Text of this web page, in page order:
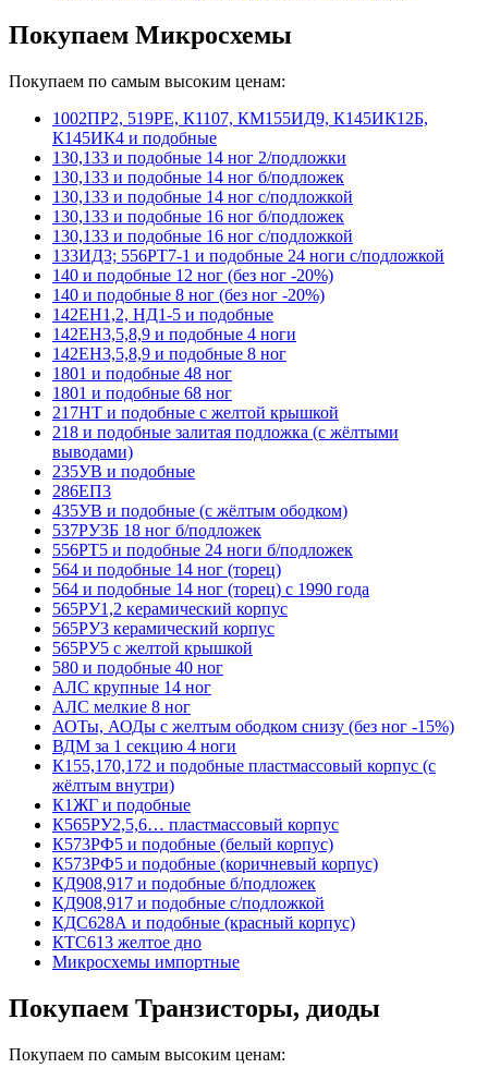
Покупаем Микросхемы
Покупаем по самым высоким ценам:
1002ПР2, 519РЕ, К1107, КМ155ИД9, К145ИК12Б,
К145ИК4 и подобные
130,133 и подобные 14 ног 2/подложки
130,133 и подобные 14 ног б/подложек
130,133 и подобные 14 ног с/подложкой
130,133 и подобные 16 ног б/подложек
130,133 и подобные 16 ног с/подложкой
133ИД3; 556РТ7-1 и подобные 24 ноги с/подложкой
140 и подобные 12 ног (без ног -20%)
140 и подобные 8 ног (без ног -20%)
142ЕН1,2, НД1-5 и подобные
142ЕН3,5,8,9 и подобные 4 ноги
142ЕН3,5,8,9 и подобные 8 ног
1801 и подобные 48 ног
1801 и подобные 68 ног
217НТ и подобные с желтой крышкой
218 и подобные залитая подложка (с жёлтыми
выводами)
235УВ и подобные
286ЕП3
435УВ и подобные (с жёлтым ободком)
537РУ3Б 18 ног б/подложек
556РТ5 и подобные 24 ноги б/подложек
564 и подобные 14 ног (торец)
564 и подобные 14 ног (торец) с 1990 года
565РУ1,2 керамический корпус
565РУ3 керамический корпус
565РУ5 с желтой крышкой
580 и подобные 40 ног
АЛС крупные 14 ног
АЛС мелкие 8 ног
АОТы, АОДы с желтым ободком снизу (без ног -15%)
ВДМ за 1 секцию 4 ноги
К155,170,172 и подобные пластмассовый корпус (с
жёлтым внутри)
К1ЖГ и подобные
К565РУ2,5,6… пластмассовый корпус
К573РФ5 и подобные (белый корпус)
К573РФ5 и подобные (коричневый корпус)
КД908,917 и подобные б/подложек
КД908,917 и подобные с/подложкой
КДС628А и подобные (красный корпус)
КТС613 желтое дно
Микросхемы импортные
Покупаем Транзисторы, диоды
Покупаем по самым высоким ценам: